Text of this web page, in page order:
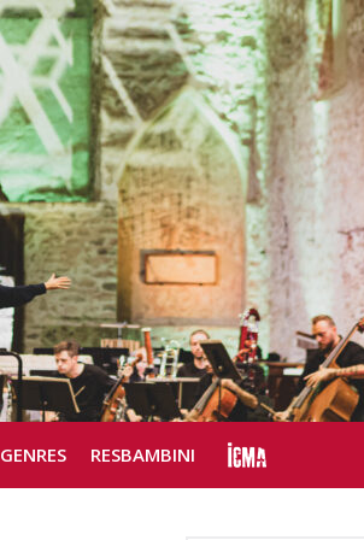
GENRES RESBAMBINI